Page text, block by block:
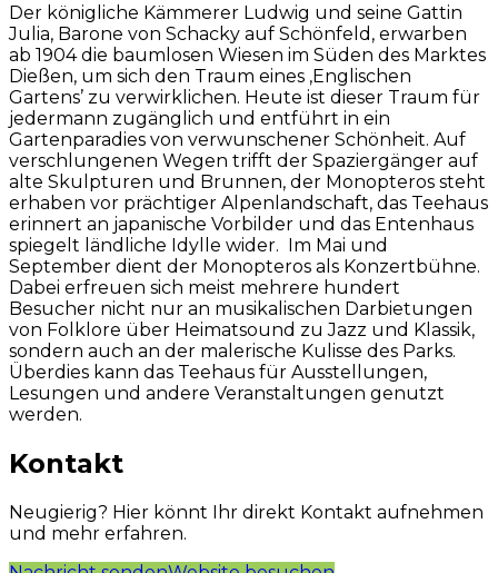
Der königliche Kämmerer Ludwig und seine Gattin
Julia, Barone von Schacky auf Schönfeld, erwarben
ab 1904 die baumlosen Wiesen im Süden des Marktes
Dießen, um sich den Traum eines ‚Englischen
Gartens’ zu verwirklichen. Heute ist dieser Traum für
jedermann zugänglich und entführt in ein
Gartenparadies von verwunschener Schönheit. Auf
verschlungenen Wegen trifft der Spaziergänger auf
alte Skulpturen und Brunnen, der Monopteros steht
erhaben vor prächtiger Alpenlandschaft, das Teehaus
erinnert an japanische Vorbilder und das Entenhaus
spiegelt ländliche Idylle wider. Im Mai und
September dient der Monopteros als Konzertbühne.
Dabei erfreuen sich meist mehrere hundert
Besucher nicht nur an musikalischen Darbietungen
von Folklore über Heimatsound zu Jazz und Klassik,
sondern auch an der malerische Kulisse des Parks.
Überdies kann das Teehaus für Ausstellungen,
Lesungen und andere Veranstaltungen genutzt
werden.
Kontakt
Neugierig? Hier könnt Ihr direkt Kontakt aufnehmen
und mehr erfahren.